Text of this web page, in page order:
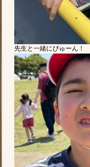
先生と一緒にびゅーん！